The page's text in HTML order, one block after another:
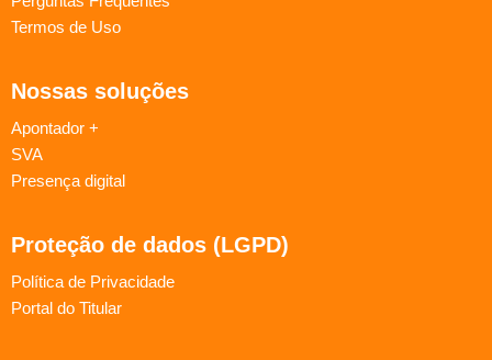
Termos de Uso
Nossas soluções
Apontador +
SVA
Presença digital
Proteção de dados (LGPD)
Política de Privacidade
Portal do Titular